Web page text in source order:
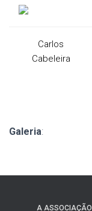
Carlos
Cabeleira
Galeria:
A ASSOCIAÇÃO